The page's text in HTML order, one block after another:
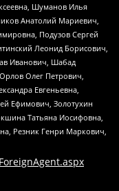
Шуманов Илья
Анатолий Мариевич,
Подузов Сергей
Леонид Борисович,
Иванович, Шабад
Олег Петрович,
Евгеньевна,
Ефимович, Золотухин
Татьяна Иосифовна,
Резник Генри Маркович,